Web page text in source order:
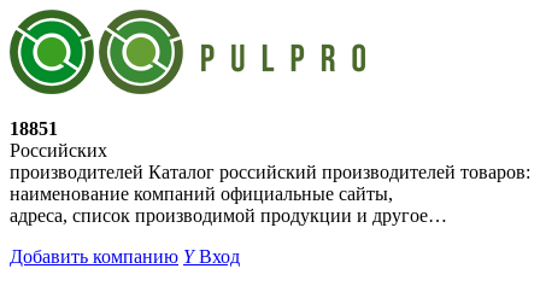
18851
Российских
производителей Каталог российский производителей товаров:
наименование компаний официальные сайты,
адреса, список производимой продукции и другое…
Добавить компанию YВход